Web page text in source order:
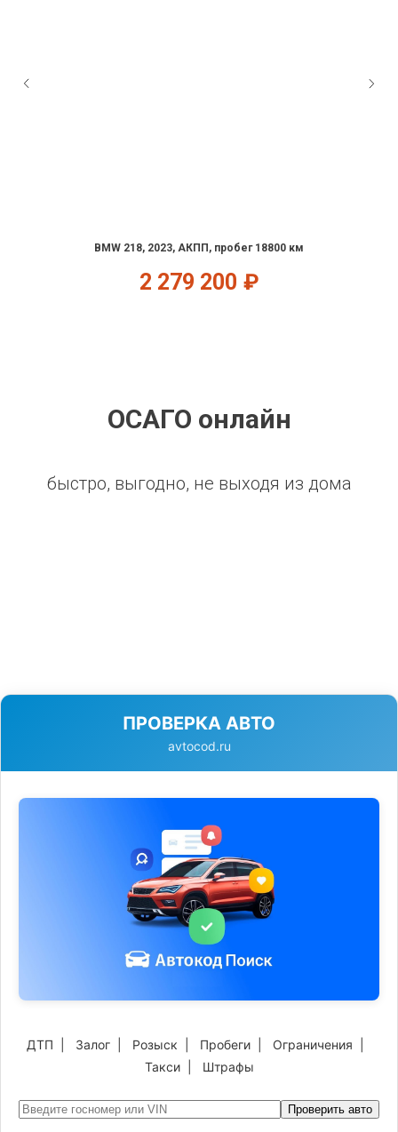
BMW 218, 2023, АКПП, пробег 18800 км
2 279 200 ₽
ОСАГО онлайн
быстро, выгодно, не выходя из дома
ПРОВЕРКА АВТО
avtocod.ru
ДТП Залог Розыск Пробеги Ограничения
Такси| Штрафы
Проверить авто